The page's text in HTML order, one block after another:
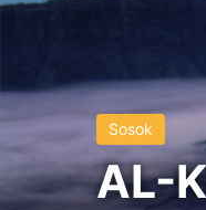
Sosok
AL-